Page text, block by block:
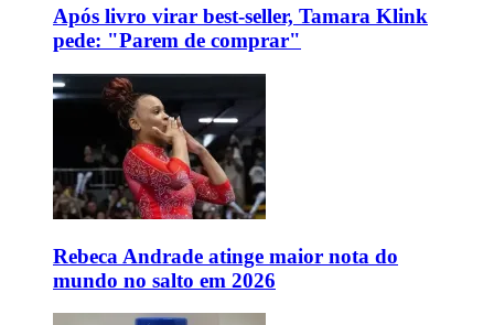
Após livro virar best-seller, Tamara Klink
pede: "Parem de comprar"
Rebeca Andrade atinge maior nota do
mundo no salto em 2026